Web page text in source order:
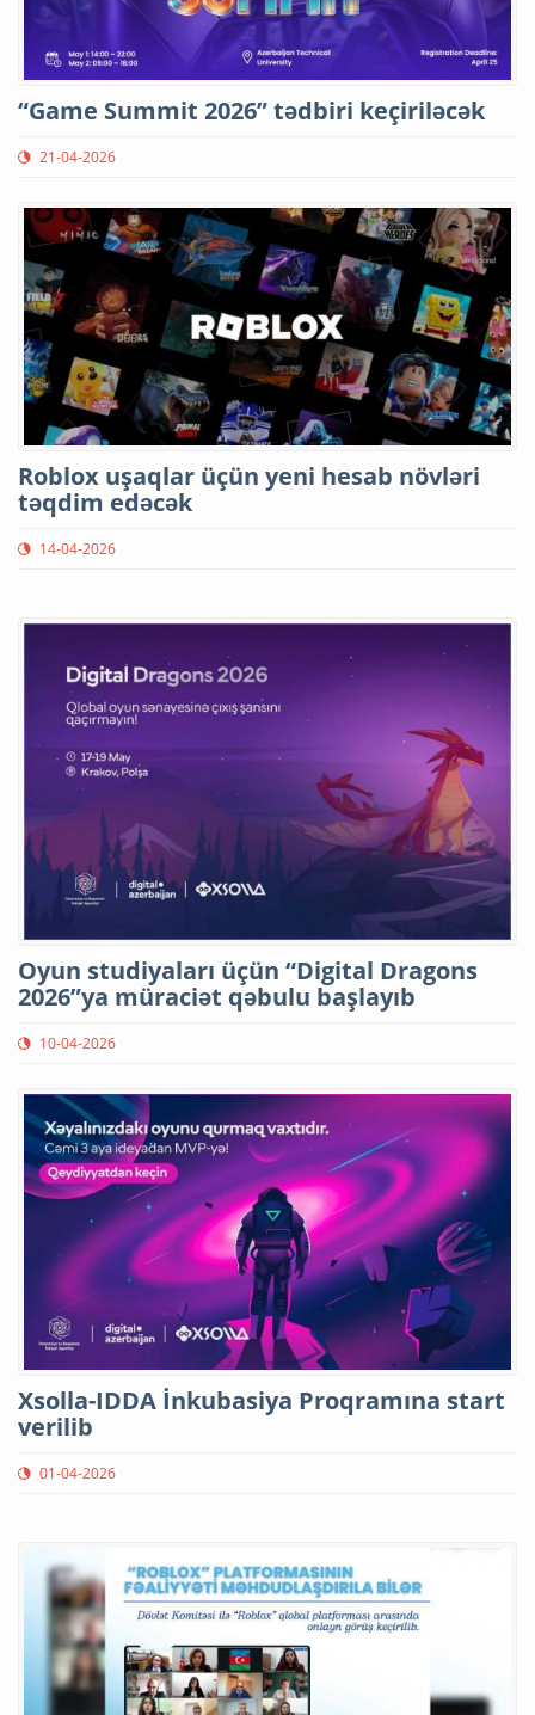
“Game Summit 2026” tədbiri keçiriləcək
21-04-2026
Roblox uşaqlar üçün yeni hesab növləri
təqdim edəcək
14-04-2026
Oyun studiyaları üçün “Digital Dragons
2026”ya müraciət qəbulu başlayıb
10-04-2026
Xsolla-IDDA İnkubasiya Proqramına start
verilib
01-04-2026